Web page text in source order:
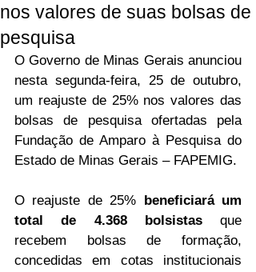
nos valores de suas bolsas de
pesquisa
O Governo de Minas Gerais anunciou
nesta segunda-feira, 25 de outubro,
um reajuste de 25% nos valores das
bolsas de pesquisa ofertadas pela
Fundação de Amparo à Pesquisa do
Estado de Minas Gerais – FAPEMIG.
O reajuste de 25% beneficiará um
total de 4.368 bolsistas que
recebem bolsas de formação,
concedidas em cotas institucionais